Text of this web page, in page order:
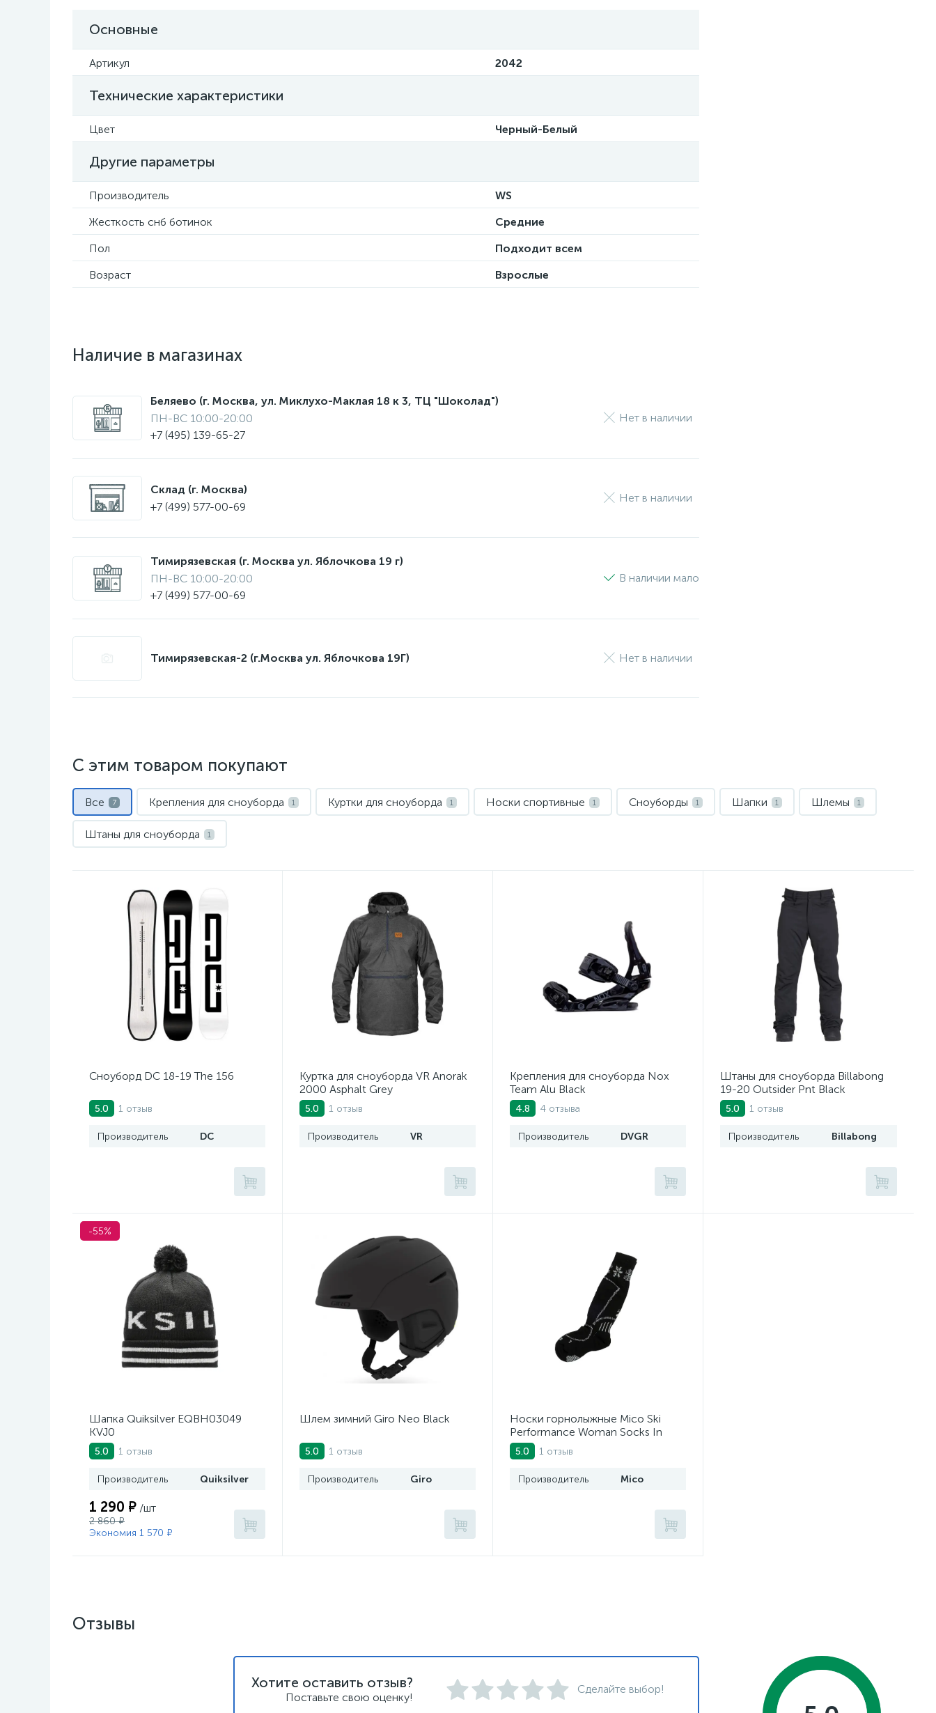
Основные
Артикул 2042
Технические характеристики
Цвет Черный-Белый
Другие параметры
Производитель
WS
Жесткость снб ботинок
Средние
Пол
Подходит всем
Возраст
Взрослые
Наличие в магазинах
Беляево (г. Москва, ул. Миклухо-Маклая 18 к 3, ТЦ "Шоколад")
ПН-ВС 10:00-20:00
+7 (495) 139-65-27
Нет в наличии
Склад (г. Москва)
+7 (499) 577-00-69
Нет в наличии
Тимирязевская (г. Москва ул. Яблочкова 19 г)
ПН-ВС 10:00-20:00
+7 (499) 577-00-69
В наличии мало
Тимирязевская-2 (г.Москва ул. Яблочкова 19Г) Нет в наличии
С этим товаром покупают
Все 7 Крепления для сноуборда 1 Куртки для сноуборда 1 Носки спортивные 1 Сноуборды 1 Шапки 1 Шлемы 1
Штаны для сноуборда 1
Сноуборд DC 18-19 The 156
5.0 1 отзыв
Производитель DC
Куртка для сноуборда VR Anorak
2000 Asphalt Grey
5.0 1 отзыв
Производитель VR
Крепления для сноуборда Nox
Team Alu Black
4.8 4 отзыва
Производитель DVGR
Штаны для сноуборда Billabong
19-20 Outsider Pnt Black
5.0 1 отзыв
Производитель Billabong
-55%
Шапка Quiksilver EQBH03049
KVJ0
5.0 1 отзыв
Производитель Quiksilver
1 290 ₽ /шт
2 860 ₽
Экономия 1 570 ₽
Шлем зимний Giro Neo Black
5.0 1 отзыв
Производитель Giro
Носки горнолыжные Mico Ski
Performance Woman Socks In
Wool Nero Argento
5.0 1 отзыв
Производитель Mico
Отзывы
Хотите оставить отзыв?
Поставьте свою оценку!
Сделайте выбор!